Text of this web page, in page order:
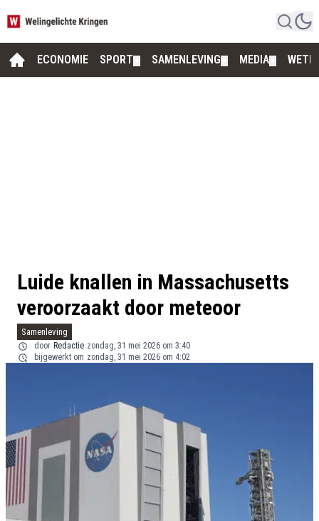
ECONOMIE SPORT SAMENLEVING MEDIA
Luide knallen in Massachusetts
veroorzaakt door meteoor
Samenleving
door Redactie zondag, 31 mei 2026 om 3:40
bijgewerkt om zondag, 31 mei 2026 om 4:02